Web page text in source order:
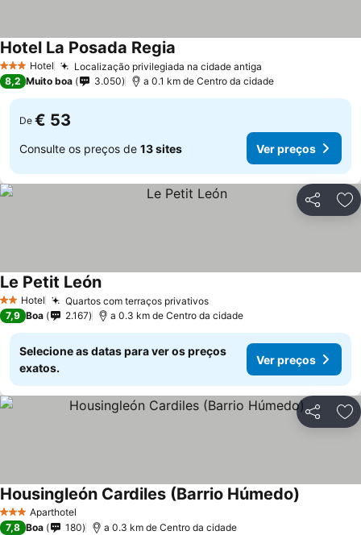
3 EstrelasHotel Localização privilegiada na cidade antiga
Hotel La Posada Regia
8,2 Muito boa 3.050 a 0.1 km de Centro da cidade
De € 53
Consulte os preços de 13 sites Ver preços
Partilhar
2 Estrelas
Hotel Quartos com terraços privativosVer preços
Le Petit LeónVer preços
7,9 Boa 2.167 a 0.3 km de Centro da cidade
Selecione as datas para ver os preços
exatos.
Ver preços
Partilhar
3 EstrelasAparthotel
Housingleón Cardiles (Barrio Húmedo)
7,8 Boa 180 a 0.3 km de Centro da cidade